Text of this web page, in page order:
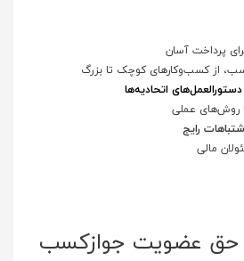
اتحادیه‌ها
رایج
حق عضویت جوازکسب